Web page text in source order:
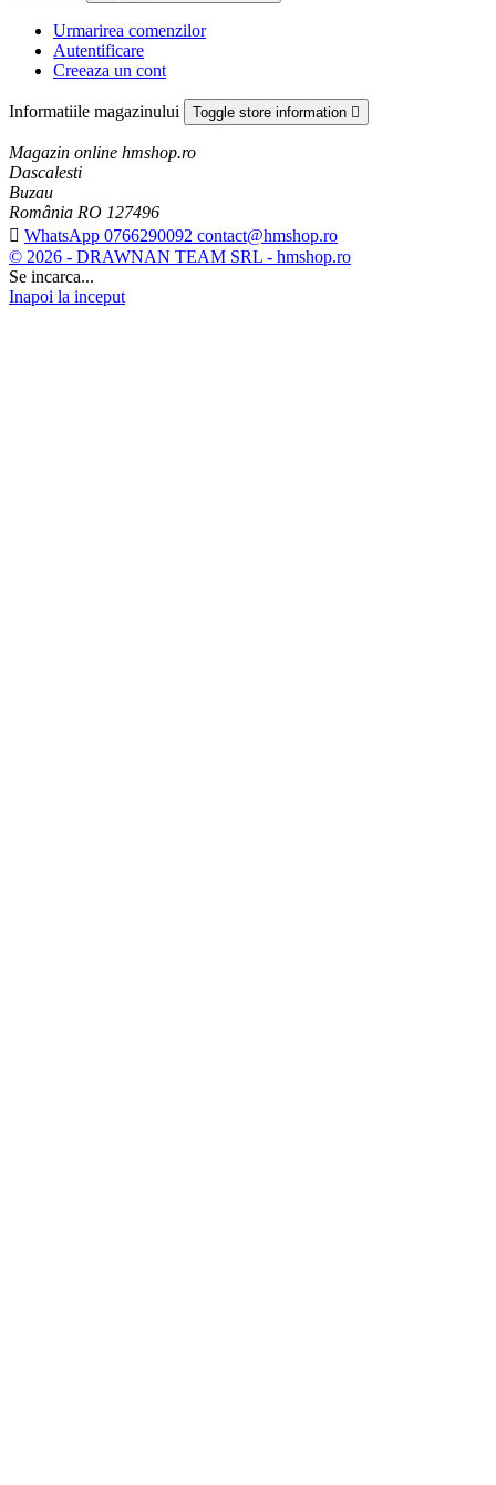
Urmarirea comenzilor
Autentificare
Creeaza un cont
Informatiile magazinului Toggle store information 
Magazin online hmshop.ro
Dascalesti
Buzau
România RO 127496
 WhatsApp 0766290092 contact@hmshop.ro
© 2026 - DRAWNAN TEAM SRL - hmshop.ro
Se incarca...
Inapoi la inceput